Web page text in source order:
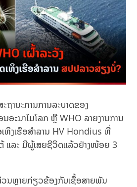
ຖານະການການລະບາດຂອງ
ອະນາໄມໂລກ ຫຼື WHO ລາຍງານການ
ທິງເຮືອສຳລານ HV Hondius ທີ່
ຕ້ ແລະ ມີຜູ້ເສຍຊີວິດແລ້ວຢ່າງໜ້ອຍ 3
ວນຫຼາຍກ່ຽວຂ້ອງກັບເຊື້ອສາຍພັນ